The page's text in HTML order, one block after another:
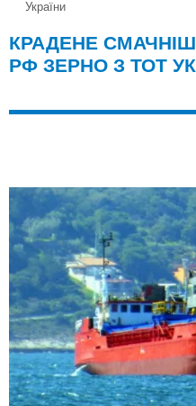
України
КРАДЕНЕ
РФ ЗЕРНО З ТОТ